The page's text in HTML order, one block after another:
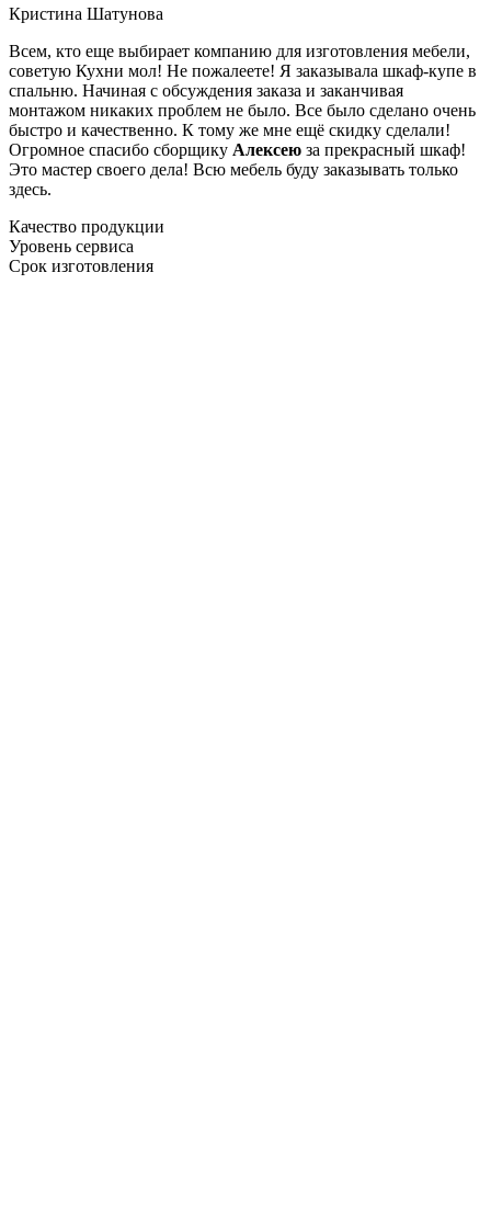
Кристина Шатунова
Всем, кто еще выбирает компанию для изготовления мебели,
советую Кухни мол! Не пожалеете! Я заказывала шкаф-купе в
спальню. Начиная с обсуждения заказа и заканчивая
монтажом никаких проблем не было. Все было сделано очень
быстро и качественно. К тому же мне ещё скидку сделали!
Огромное спасибо сборщику Алексею за прекрасный шкаф!
Это мастер своего дела! Всю мебель буду заказывать только
здесь.
Качество продукции
Уровень сервиса
Срок изготовления